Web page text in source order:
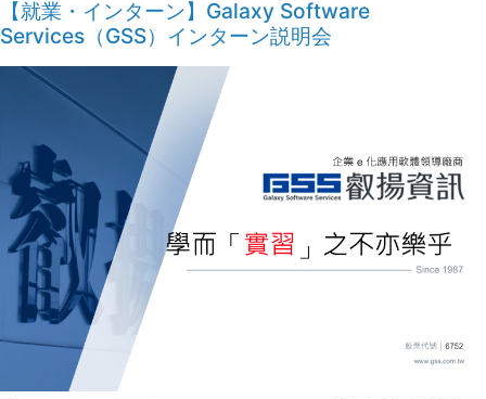
【就業・インターン】Galaxy Software
Services（GSS）インターン説明会